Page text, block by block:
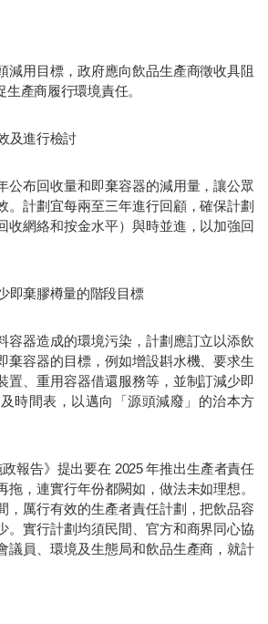
減用目標，政府應向飲品生產商徵收具阻
產商履行環境責任。
效及進行檢討
公布回收量和即棄容器的減用量，讓公眾
。計劃宜每兩至三年進行回顧，確保計劃
收網絡和按金水平）與時並進，以加強回
少即棄膠樽量的階段目標
容器造成的環境污染，計劃應訂立以添飲
棄容器的目標，例如增設斟水機、要求生
置、重用容器借還服務等，並制訂減少即
時間表，以邁向「源頭減廢」的治本方
報告》提出要在 2025 年推出生產者責任
拖，連實行年份都闕如，做法未如理想。
，厲行有效的生產者責任計劃，把飲品容
。實行計劃均須民間、官方和商界同心協
議員、環境及生態局和飲品生產商，就計